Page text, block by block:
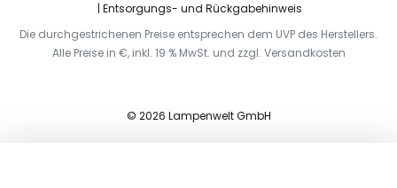
Entsorgungs- und Rückgabehinweis
Die durchgestrichenen Preise entsprechen dem UVP des Herstellers.
Alle Preise in €, inkl. 19 % MwSt. und zzgl. Versandkosten
© 2026 Lampenwelt GmbH